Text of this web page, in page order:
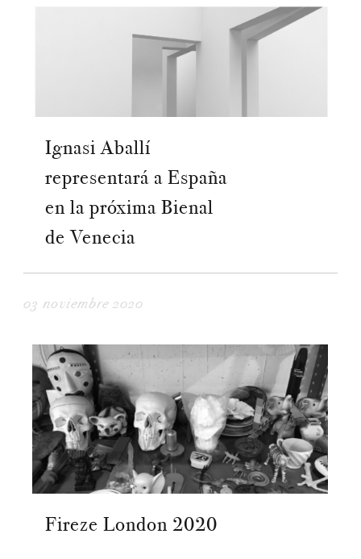
Ignasi Aballí
representará a España
en la próxima Bienal
de Venecia
03 noviembre 2020
Fireze London 2020